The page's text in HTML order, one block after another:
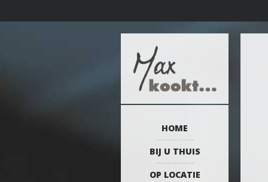
HOME
BIJ U THUIS
OP LOCATIE